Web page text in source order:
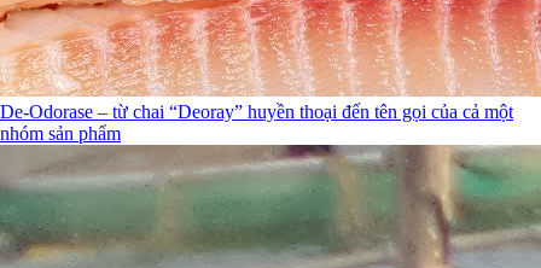
De-Odorase – từ chai “Deoray” huyền thoại đến tên gọi của cả một
nhóm sản phẩm